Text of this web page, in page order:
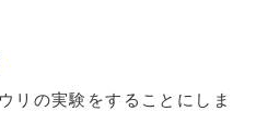
リの実験をすることにしま